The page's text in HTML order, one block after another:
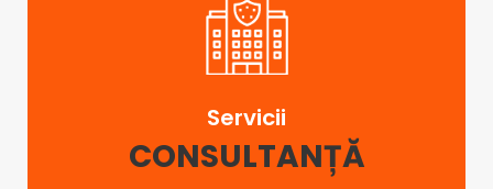
Servicii
CONSULTANȚĂ